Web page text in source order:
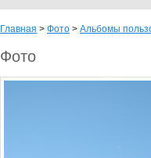
Главная > Фото > Альбомы
Фото